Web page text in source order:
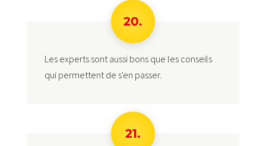
20.
Les experts sont aussi bons que les conseils
qui permettent de s'en passer.
21.